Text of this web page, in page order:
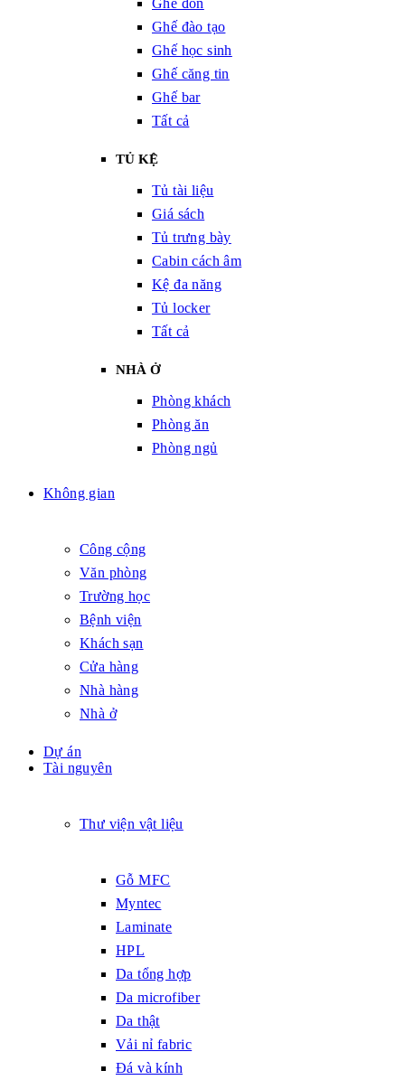
Ghế đào tạo
Ghế học sinh
Ghế căng tin
Ghế bar
Tất cả
TỦ KỆ
Tủ tài liệu
Giá sách
Tủ trưng bày
Cabin cách âm
Kệ đa năng
Tủ locker
Tất cả
NHÀ Ở
Phòng khách
Phòng ăn
Phòng ngủ
Không gian
Công cộng
Văn phòng
Trường học
Bệnh viện
Khách sạn
Cửa hàng
Nhà hàng
Nhà ở
Dự án
Tài nguyên
Thư viện vật liệu
Gỗ MFC
Myntec
Laminate
HPL
Da tổng hợp
Da microfiber
Da thật
Vải nỉ fabric
Đá và kính